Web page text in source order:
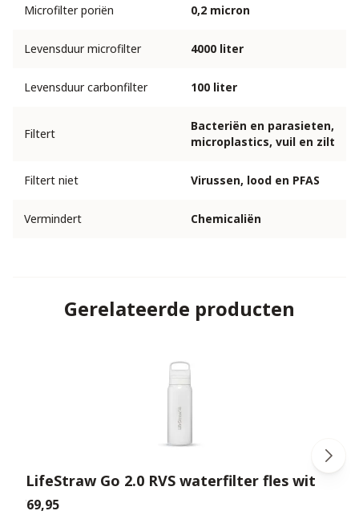
Microfilter poriën 0,2 micron
Levensduur microfilter 4000 liter
Levensduur carbonfilter 100 liter
Filtert
Bacteriën en parasieten,
microplastics, vuil en zilt
Filtert niet Virussen, lood en PFAS
Vermindert Chemicaliën
Gerelateerde producten
LifeStraw Go 2.0 RVS waterfilter fles wit
€69,95